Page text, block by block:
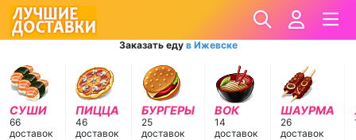
Заказать еду в Ижевске
СУШИ
66
доставок
ПИЦЦА
46
доставок
БУРГЕРЫ
25
доставок
ВОК
14
доставок
ШАУРМА
26
доставок